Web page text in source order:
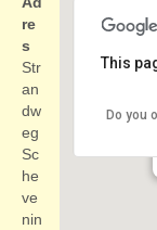
This
Do you
re
s
Str
an
dw
eg
Sc
he
ve
nin